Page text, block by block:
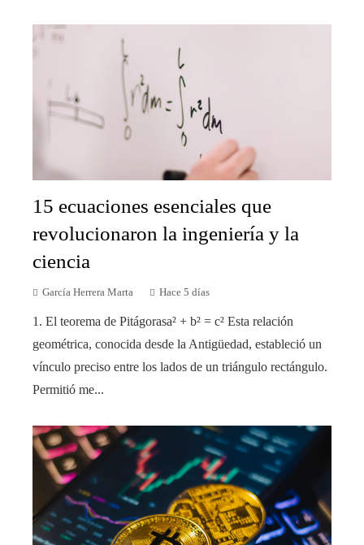
15 ecuaciones esenciales que
revolucionaron la ingeniería y la
ciencia
García Herrera Marta Hace 5 días
1. El teorema de Pitágorasa² + b² = c² Esta relación
geométrica, conocida desde la Antigüedad, estableció un
vínculo preciso entre los lados de un triángulo rectángulo.
Permitió me...